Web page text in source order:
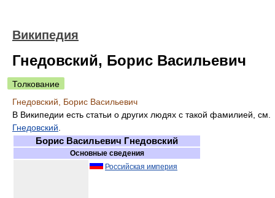
Википедия
Гнедовский, Борис Васильевич
Толкование
Гнедовский, Борис Васильевич
В Википедии есть статьи о других людях с такой фамилией, см.
Гнедовский
Борис Васильевич Гнедовский
Основные сведения
Российская империя